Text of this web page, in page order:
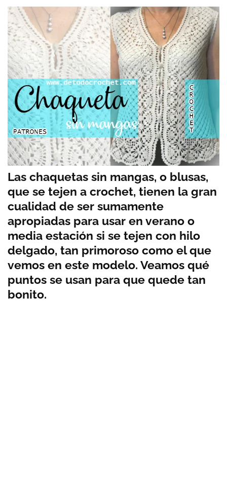
Las chaquetas sin mangas, o blusas,
que se tejen a crochet, tienen la gran
cualidad de ser sumamente
apropiadas para usar en verano o
media estación si se tejen con hilo
delgado, tan primoroso como el que
vemos en este modelo. Veamos qué
puntos se usan para que quede tan
bonito.